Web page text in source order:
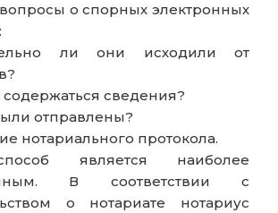
о спорных электронных
ли они исходили от
содержаться сведения?
отправлены?
нотариального протокола.
является наиболее
В соответствии с
о нотариате нотариус